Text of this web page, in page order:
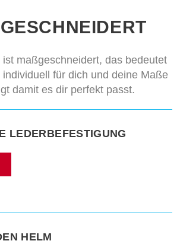
maßgeschneidert, das bedeutet
für dich und deine Maße
damit es dir perfekt passt.
LEDERBEFESTIGUNG
HELM